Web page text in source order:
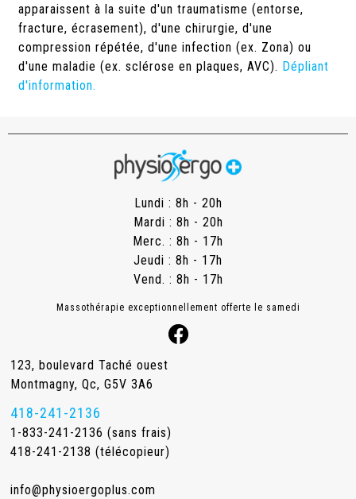
apparaissent à la suite d'un traumatisme (entorse,
fracture, écrasement), d'une chirurgie, d'une
compression répétée, d'une infection (ex. Zona) ou
d'une maladie (ex. sclérose en plaques, AVC). Dépliant
d'information.
Lundi : 8h - 20h
Mardi : 8h - 20h
Merc. : 8h - 17h
Jeudi : 8h - 17h
Vend. : 8h - 17h
Massothérapie exceptionnellement offerte le samedi
123, boulevard Taché ouest
Montmagny, Qc, G5V 3A6
418-241-2136
1-833-241-2136 (sans frais)
418-241-2138 (télécopieur)
info@physioergoplus.com